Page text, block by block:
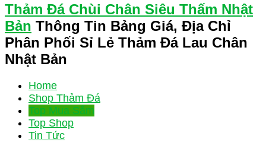
Thảm Đá Chùi Chân Siêu Thấm Nhật
Bản Thông Tin Bảng Giá, Địa Chỉ
Phân Phối Sỉ Lẻ Thảm Đá Lau Chân
Nhật Bản
Home
Shop Thảm Đá
Top Mua Sắm
Top Shop
Tin Tức